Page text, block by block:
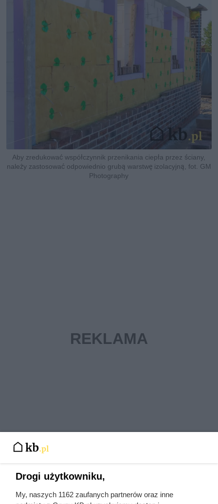
Aby zredukować współczynnik przenikania ciepła przez ściany,
należy zastosować odpowiednio grubą warstwę izolacyjną, fot. GM
Photography
Drogi użytkowniku,
My, naszych 1162 zaufanych partnerów oraz inne